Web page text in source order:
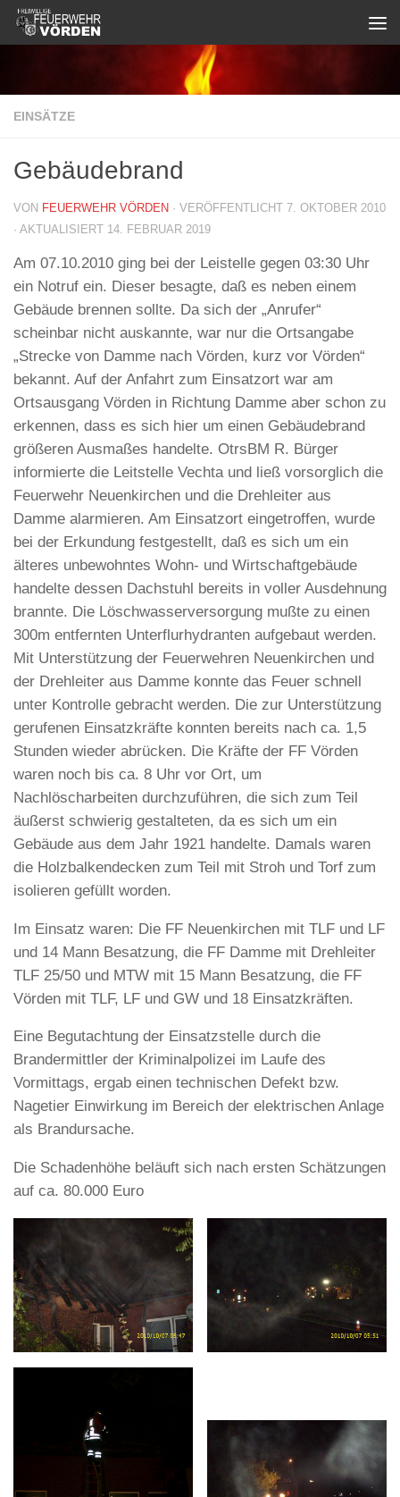
Zum Inhalt springen
EINSÄTZE
Gebäudebrand
VON FEUERWEHR VÖRDEN · VERÖFFENTLICHT 7. OKTOBER 2010
· AKTUALISIERT 14. FEBRUAR 2019
Am 07.10.2010 ging bei der Leistelle gegen 03:30 Uhr
ein Notruf ein. Dieser besagte, daß es neben einem
Gebäude brennen sollte. Da sich der „Anrufer“
scheinbar nicht auskannte, war nur die Ortsangabe
„Strecke von Damme nach Vörden, kurz vor Vörden“
bekannt. Auf der Anfahrt zum Einsatzort war am
Ortsausgang Vörden in Richtung Damme aber schon zu
erkennen, dass es sich hier um einen Gebäudebrand
größeren Ausmaßes handelte. OtrsBM R. Bürger
informierte die Leitstelle Vechta und ließ vorsorglich die
Feuerwehr Neuenkirchen und die Drehleiter aus
Damme alarmieren. Am Einsatzort eingetroffen, wurde
bei der Erkundung festgestellt, daß es sich um ein
älteres unbewohntes Wohn- und Wirtschaftgebäude
handelte dessen Dachstuhl bereits in voller Ausdehnung
brannte. Die Löschwasserversorgung mußte zu einen
300m entfernten Unterflurhydranten aufgebaut werden.
Mit Unterstützung der Feuerwehren Neuenkirchen und
der Drehleiter aus Damme konnte das Feuer schnell
unter Kontrolle gebracht werden. Die zur Unterstützung
gerufenen Einsatzkräfte konnten bereits nach ca. 1,5
Stunden wieder abrücken. Die Kräfte der FF Vörden
waren noch bis ca. 8 Uhr vor Ort, um
Nachlöscharbeiten durchzuführen, die sich zum Teil
äußerst schwierig gestalteten, da es sich um ein
Gebäude aus dem Jahr 1921 handelte. Damals waren
die Holzbalkendecken zum Teil mit Stroh und Torf zum
isolieren gefüllt worden.
Im Einsatz waren: Die FF Neuenkirchen mit TLF und LF
und 14 Mann Besatzung, die FF Damme mit Drehleiter
TLF 25/50 und MTW mit 15 Mann Besatzung, die FF
Vörden mit TLF, LF und GW und 18 Einsatzkräften.
Eine Begutachtung der Einsatzstelle durch die
Brandermittler der Kriminalpolizei im Laufe des
Vormittags, ergab einen technischen Defekt bzw.
Nagetier Einwirkung im Bereich der elektrischen Anlage
als Brandursache.
Die Schadenhöhe beläuft sich nach ersten Schätzungen
auf ca. 80.000 Euro